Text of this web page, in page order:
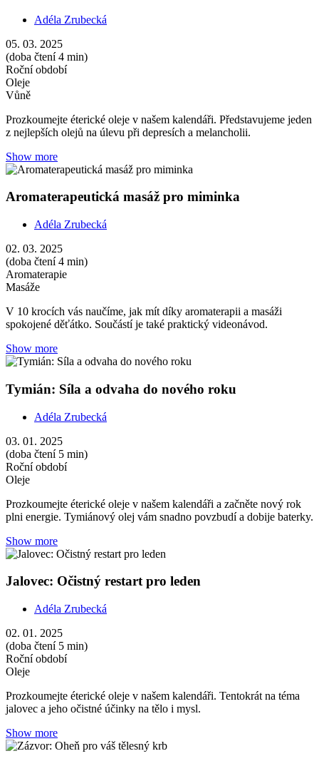
Adéla Zrubecká
05. 03. 2025
(doba čtení 4 min)
Roční období
Oleje
Vůně
Prozkoumejte éterické oleje v našem kalendáři. Představujeme jeden
z nejlepších olejů na úlevu při depresích a melancholii.
Show more
Aromaterapeutická masáž pro miminka
Adéla Zrubecká
02. 03. 2025
(doba čtení 4 min)
Aromaterapie
Masáže
V 10 krocích vás naučíme, jak mít díky aromaterapii a masáži
spokojené děťátko. Součástí je také praktický videonávod.
Show more
Tymián: Síla a odvaha do nového roku
Adéla Zrubecká
03. 01. 2025
(doba čtení 5 min)
Roční období
Oleje
Prozkoumejte éterické oleje v našem kalendáři a začněte nový rok
plni energie. Tymiánový olej vám snadno povzbudí a dobije baterky.
Show more
Jalovec: Očistný restart pro leden
Adéla Zrubecká
02. 01. 2025
(doba čtení 5 min)
Roční období
Oleje
Prozkoumejte éterické oleje v našem kalendáři. Tentokrát na téma
jalovec a jeho očistné účinky na tělo i mysl.
Show more